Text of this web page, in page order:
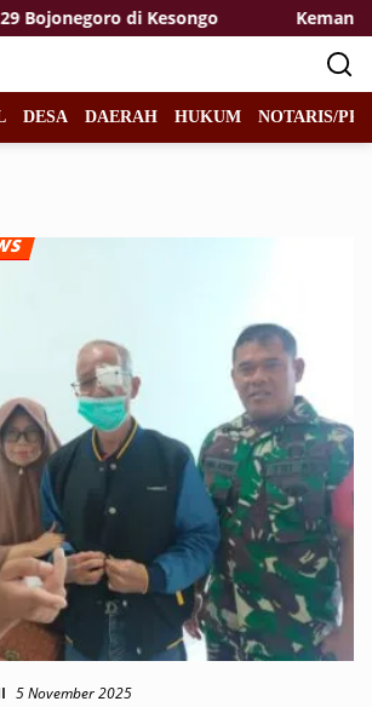
di Kesongo
DESA DAERAH HUKUM NOTARIS/
5 November 2025